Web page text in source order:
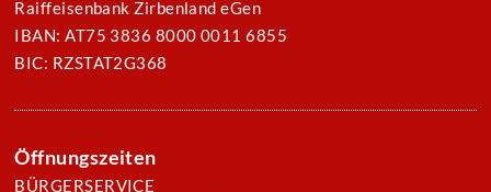
Raiffeisenbank Zirbenland eGen
IBAN: AT75 3836 8000 0011 6855
BIC: RZSTAT2G368
Öffnungszeiten
BÜRGERSERVICE